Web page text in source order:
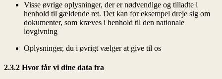
Visse øvrige oplysninger, der er nødvendige og tilladte i
henhold til gældende ret. Det kan for eksempel dreje sig om
dokumenter, som kræves i henhold til den nationale
lovgivning
Oplysninger, du i øvrigt vælger at give til os
2.3.2 Hvor får vi dine data fra